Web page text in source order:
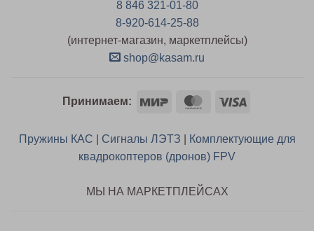
8 846 321-01-80
8-920-614-25-88
(интернет-магазин, маркетплейсы)
shop@kasam.ru
Принимаем: Mir MasterCard
Visa
Пружины КАС Сигналы ЛЭТЗ
Комплектующие для
квадрокоптеров (дронов) FPV
МЫ НА МАРКЕТПЛЕЙСАХ